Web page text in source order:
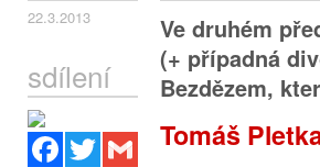
22.3.2013
sdílení
Facebook
Twitter
Gmail
Ve druhém
(+ případná
Bezdězem,
Tomáš